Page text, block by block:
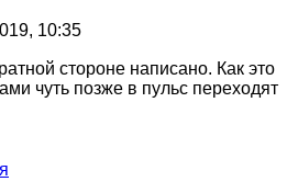
10:35
стороне написано. Как это
чуть позже в пульс переходят